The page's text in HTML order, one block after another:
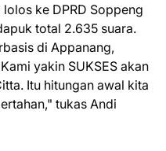
ke DPRD Soppeng
total 2.635 suara.
di Appanang,
yakin SUKSES akan
Itu hitungan awal kita
tukas Andi